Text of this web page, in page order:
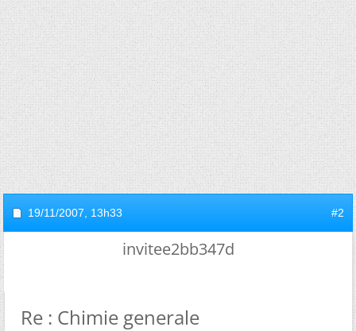
19/11/2007, 13h33 #2
invitee2bb347d
Re : Chimie generale